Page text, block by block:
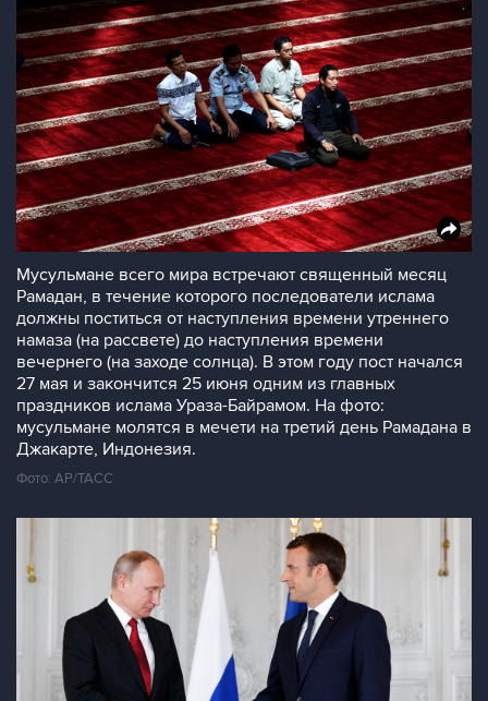
Мусульмане всего мира встречают священный месяц
Рамадан, в течение которого последователи ислама
должны поститься от наступления времени утреннего
намаза (на рассвете) до наступления времени
вечернего (на заходе солнца). В этом году пост начался
27 мая и закончится 25 июня одним из главных
праздников ислама Ураза-Байрамом. На фото:
мусульмане молятся в мечети на третий день Рамадана в
Джакарте, Индонезия.
Фото: AP/ТАСС